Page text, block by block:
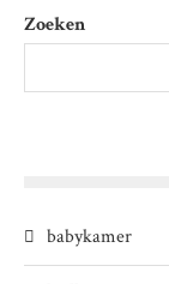
Zoeken
babykamer